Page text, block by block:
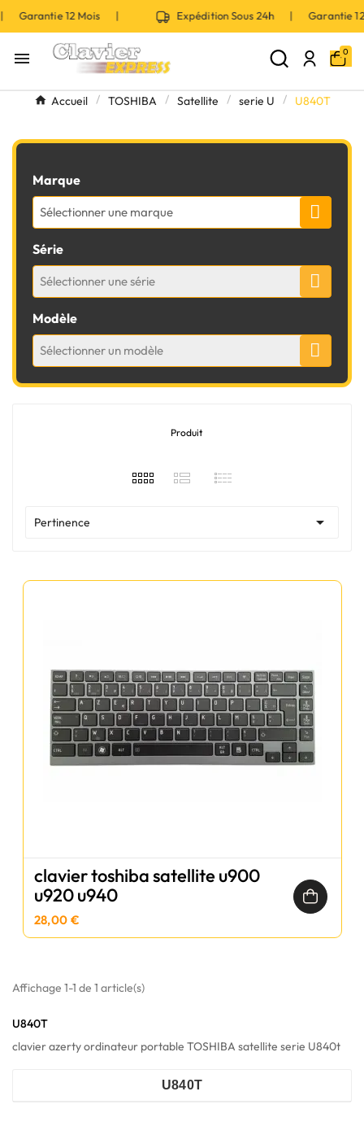
Garantie 12 Mois | Expédition Sous 24h | Garantie
 0
Accueil TOSHIBA Satellite serie U U840T
Marque
Sélectionner une marque
Série
Sélectionner une série
Modèle
Sélectionner un modèle
Produit
Pertinence 
clavier toshiba satellite u900
u920 u940
28,00 €
Affichage 1-1 de 1 article(s)
U840T
clavier azerty ordinateur portable TOSHIBA satellite serie U840t
U840T